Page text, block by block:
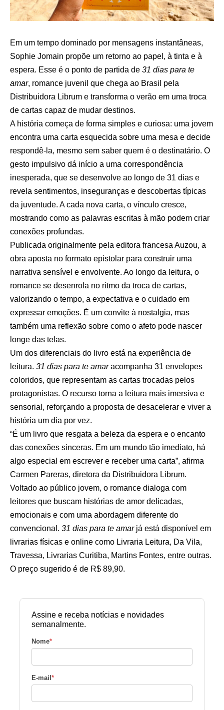
Em um tempo dominado por mensagens instantâneas,
Sophie Jomain propõe um retorno ao papel, à tinta e à
espera. Esse é o ponto de partida de 31 dias para te
amar, romance juvenil que chega ao Brasil pela
Distribuidora Librum e transforma o verão em uma troca
de cartas capaz de mudar destinos.
A história começa de forma simples e curiosa: uma jovem
encontra uma carta esquecida sobre uma mesa e decide
respondê-la, mesmo sem saber quem é o destinatário. O
gesto impulsivo dá início a uma correspondência
inesperada, que se desenvolve ao longo de 31 dias e
revela sentimentos, inseguranças e descobertas típicas
da juventude. A cada nova carta, o vínculo cresce,
mostrando como as palavras escritas à mão podem criar
conexões profundas.
Publicada originalmente pela editora francesa Auzou, a
obra aposta no formato epistolar para construir uma
narrativa sensível e envolvente. Ao longo da leitura, o
romance se desenrola no ritmo da troca de cartas,
valorizando o tempo, a expectativa e o cuidado em
expressar emoções. É um convite à nostalgia, mas
também uma reflexão sobre como o afeto pode nascer
longe das telas.
Um dos diferenciais do livro está na experiência de
leitura. 31 dias para te amaracompanha 31 envelopes
coloridos, que representam as cartas trocadas pelos
protagonistas. O recurso torna a leitura mais imersiva e
sensorial, reforçando a proposta de desacelerar e viver a
história um dia por vez.
“É um livro que resgata a beleza da espera e o encanto
das conexões sinceras. Em um mundo tão imediato, há
algo especial em escrever e receber uma carta”, afirma
Carmen Pareras, diretora da Distribuidora Librum.
Voltado ao público jovem, o romance dialoga com
leitores que buscam histórias de amor delicadas,
emocionais e com uma abordagem diferente do
convencional. 31 dias para te amarjá está disponível em
livrarias físicas e online como Livraria Leitura, Da Vila,
Travessa, Livrarias Curitiba, Martins Fontes, entre outras.
O preço sugerido é de R$ 89,90.
Assine e receba notícias e novidades
semanalmente.
Nome*
E-mail *